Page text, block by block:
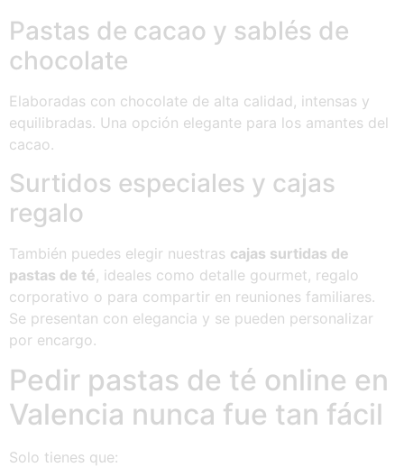
Pastas de cacao y sablés de
chocolate
Elaboradas con chocolate de alta calidad, intensas y
equilibradas. Una opción elegante para los amantes del
cacao.
Surtidos especiales y cajas
regalo
También puedes elegir nuestras cajas surtidas de
pastas de té, ideales como detalle gourmet, regalo
corporativo o para compartir en reuniones familiares.
Se presentan con elegancia y se pueden personalizar
por encargo.
Pedir pastas de té online en
Valencia nunca fue tan fácil
Solo tienes que: